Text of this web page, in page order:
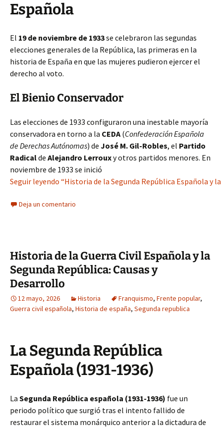
Española
El 19 de noviembre de 1933se celebraron las segundas
elecciones generales de la República, las primeras en la
historia de España en que las mujeres pudieron ejercer el
derecho al voto.
El Bienio Conservador
Las elecciones de 1933 configuraron una inestable mayoría
conservadora en torno a la CEDA(Confederación Española
de Derechas Autónomas) de José M. Gil-Robles, el Partido
Radicalde Alejandro Lerrouxy otros partidos menores. En
noviembre de 1933 se inició
Seguir leyendo “Historia de la Segunda República Española y
Deja un comentario
Historia de la Guerra Civil Española y la
Segunda República: Causas y
Desarrollo
12 mayo, 2026 Historia Franquismo, Frente popular,
Guerra civil española, Historia de españa, Segunda republica
La Segunda República
Española (1931-1936)
La Segunda República española (1931-1936) fue un
periodo político que surgió tras el intento fallido de
restaurar el sistema monárquico anterior a la dictadura de